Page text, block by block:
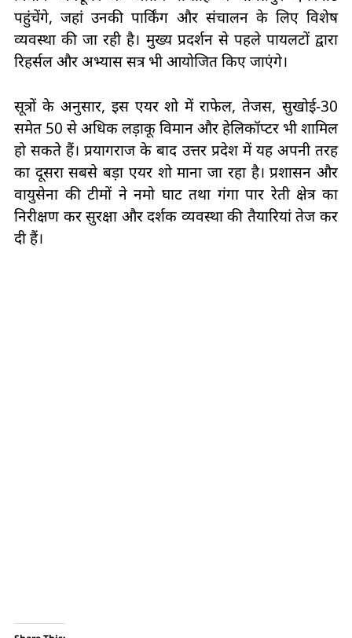
पहुंचेंगे, जहां उनकी पार्किंग और संचालन के लिए विशेष
व्यवस्था की जा रही है। मुख्य प्रदर्शन से पहले पायलटों द्वारा
रिहर्सल और अभ्यास सत्र भी आयोजित किए जाएंगे।
सूत्रों के अनुसार, इस एयर शो में राफेल, तेजस, सुखोई-30
समेत 50 से अधिक लड़ाकू विमान और हेलिकॉप्टर भी शामिल
हो सकते हैं। प्रयागराज के बाद उत्तर प्रदेश में यह अपनी तरह
का दूसरा सबसे बड़ा एयर शो माना जा रहा है। प्रशासन और
वायुसेना की टीमों ने नमो घाट तथा गंगा पार रेती क्षेत्र का
निरीक्षण कर सुरक्षा और दर्शक व्यवस्था की तैयारियां तेज कर
दी हैं।